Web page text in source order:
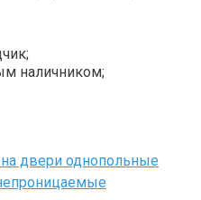
наличником;
на двери однопольные